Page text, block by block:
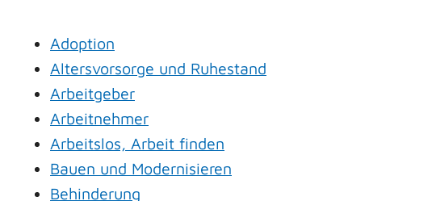
Adoption
Altersvorsorge und Ruhestand
Arbeitgeber
Arbeitnehmer
Arbeitslos, Arbeit finden
Bauen und Modernisieren
Behinderung